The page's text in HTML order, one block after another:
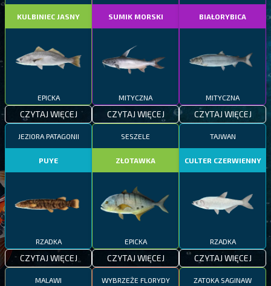
KULBINIEC JASNY
EPICKA
CZYTAJ WIĘCEJ
SUMIK MORSKI
MITYCZNA
CZYTAJ WIĘCEJ
BIAŁORYBICA
MITYCZNA
CZYTAJ WIĘCEJ
JEZIORA PATAGONII
PUYE
RZADKA
CZYTAJ WIĘCEJ
SESZELE
ZŁOTAWKA
EPICKA
CZYTAJ WIĘCEJ
TAJWAN
CULTER CZERWIENNY
RZADKA
CZYTAJ WIĘCEJ
MALAWI WYBRZEŻE FLORYDY ZATOKA SAGINAW